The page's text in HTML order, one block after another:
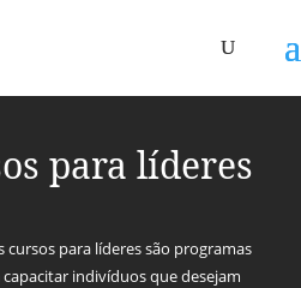
para líderes
cursos para líderes são programas
indivíduos que desejam